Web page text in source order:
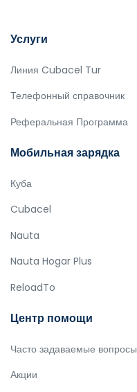
Услуги
Линия Cubacel Tur
Телефонный справочник
Реферальная Программа
Мобильная зарядка
Куба
Cubacel
Nauta
Nauta Hogar Plus
ReloadTo
Центр помощи
Часто задаваемые вопросы
Акции